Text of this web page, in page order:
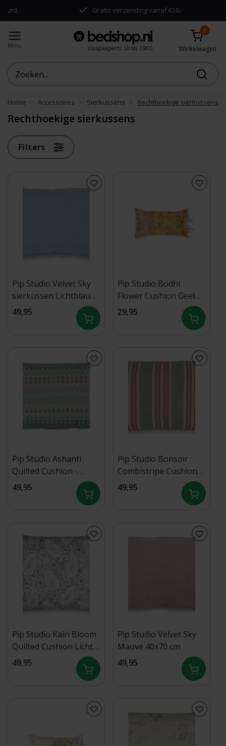
Gratis verzending vanaf €50,-
Menu
0
Winkelwagen
Home Accessoires Sierkussens Rechthoekige sierkussens
Rechthoekige sierkussens
Filters
Pip Studio Velvet Sky
sierkussen Lichtblauw
40x60 cm
49,95
Pip Studio Bodhi
Flower Cushion Geel
35x60 cm
29,95
Pip Studio Ashanti
Quilted Cushion -
Groen 45x70 cm
49,95
Pip Studio Bonsoir
Combistripe Cushion
Groen 40x60 cm
49,95
Pip Studio Kairi Bloom
Quilted Cushion Licht
blauw 45x70 cm
49,95
Pip Studio Velvet Sky
Mauve 40x70 cm
49,95